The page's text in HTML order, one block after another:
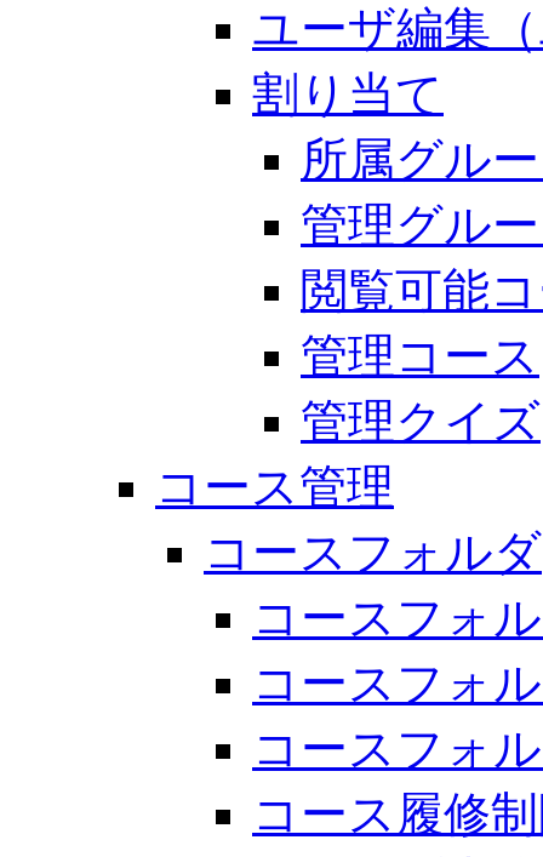
ユーザ編集
割り当て
所属グル
管理グル
閲覧可能
管理コース
管理クイズ
コース管理
コースフォルダ
コースフォ
コースフォ
コースフォ
コース履修